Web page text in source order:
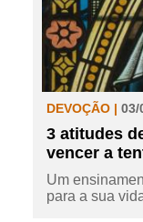
DEVOÇÃO | 03/
3 atitudes
vencer a
Um
para a sua